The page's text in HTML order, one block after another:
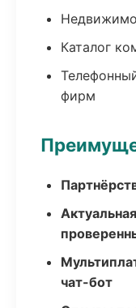
Каталог
фирм
чат-бот